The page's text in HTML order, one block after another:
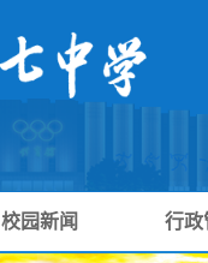
校园新闻 行政